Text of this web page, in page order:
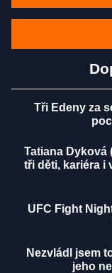
Tři Edeny za
Tatiana Dyková
tři děti, kariéra i
UFC Fight
Nezvládl jsem
jeho